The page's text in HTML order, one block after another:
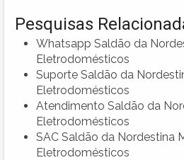
Pesquisas
Whatsapp Saldão da
Eletrodomésticos
Suporte Saldão da
Eletrodomésticos
Atendimento Saldão da
Eletrodomésticos
SAC Saldão da Nordestina
Eletrodomésticos